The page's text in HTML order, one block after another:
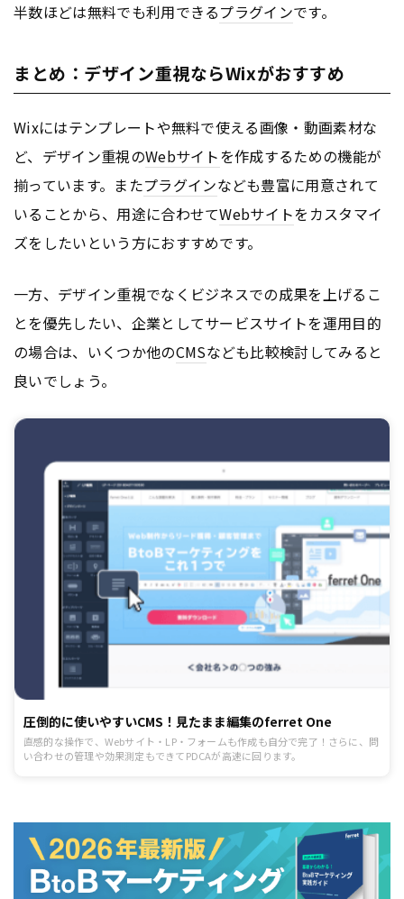
半数ほどは無料でも利用できるプラグインです。
まとめ：デザイン重視ならWixがおすすめ
Wixにはテンプレートや無料で使える画像・動画素材な
ど、デザイン重視のWebサイトを作成するための機能が
揃っています。またプラグインなども豊富に用意されて
いることから、用途に合わせてWebサイトをカスタマイ
ズをしたいという方におすすめです。
一方、デザイン重視でなくビジネスでの成果を上げるこ
とを優先したい、企業としてサービスサイトを運用目的
の場合は、いくつか他のCMSなども比較検討してみると
良いでしょう。
圧倒的に使いやすいCMS！見たまま編集のferret One
直感的な操作で、Webサイト・LP・フォームも作成も自分で完了！さらに、問
い合わせの管理や効果測定もできてPDCAが高速に回ります。